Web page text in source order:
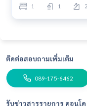
1 1
ติดต่อสอบถามเพิ่มเติม
089-175-6462
รับข่าวสารรายการ คอนโ